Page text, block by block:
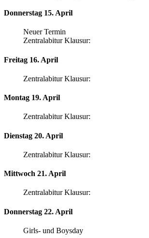
Donnerstag 15. April
Neuer Termin
Zentralabitur Klausur:
Freitag 16. April
Zentralabitur Klausur:
Montag 19. April
Zentralabitur Klausur:
Dienstag 20. April
Zentralabitur Klausur:
Mittwoch 21. April
Zentralabitur Klausur:
Donnerstag 22. April
Girls- und Boysday